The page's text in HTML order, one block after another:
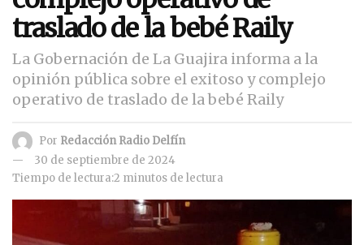
traslado de la bebé Raily
La Gobernación de La Guajira informa a la
opinión pública sobre el exitoso y complejo
operativo de traslado de la bebé Raily
Por Redacción Radio Delfín
30 de septiembre de 2024
Tiempo de lectura:2 minutos de lectura